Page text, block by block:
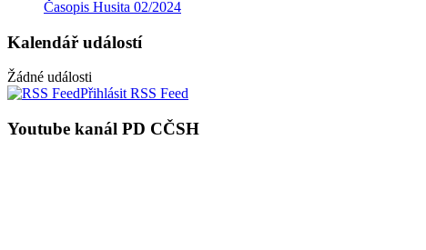
Časopis Husita 02/2024
Kalendář událostí
Žádné události
Přihlásit RSS Feed
Youtube kanál PD CČSH